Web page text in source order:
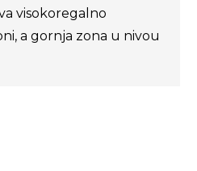
visokoregalno
a gornja zona u nivou